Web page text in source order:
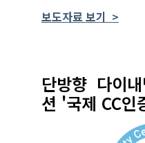
보도자료 보기 >
단방향 다이
션 '국제 CC인